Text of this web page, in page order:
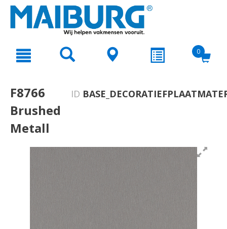
text.skipToNavigation
0
F8766
Brushed
Metall
ID